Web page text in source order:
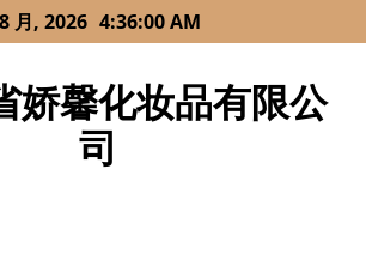
月, 2026 4:36:01 AM
娇馨化妆品有限公
司